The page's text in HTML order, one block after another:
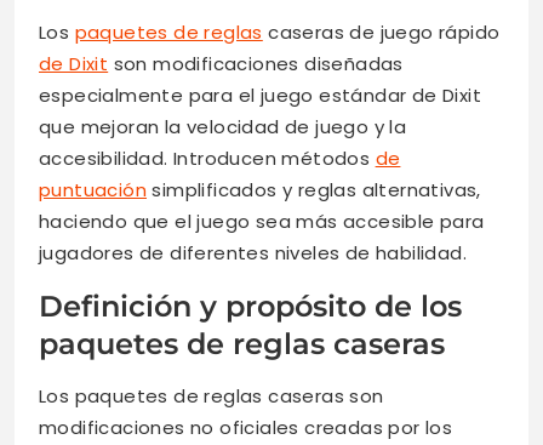
Los paquetes de reglas caseras de juego rápido
de Dixit son modificaciones diseñadas
especialmente para el juego estándar de Dixit
que mejoran la velocidad de juego y la
accesibilidad. Introducen métodos de
puntuaciónsimplificados y reglas alternativas,
haciendo que el juego sea más accesible para
jugadores de diferentes niveles de habilidad.
Definición y propósito de los
paquetes de reglas caseras
Los paquetes de reglas caseras son
modificaciones no oficiales creadas por los